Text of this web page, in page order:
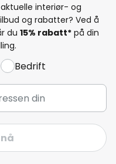
interiør- og
og rabatter? Ved å
du 15% rabatt* på din
Bedrift